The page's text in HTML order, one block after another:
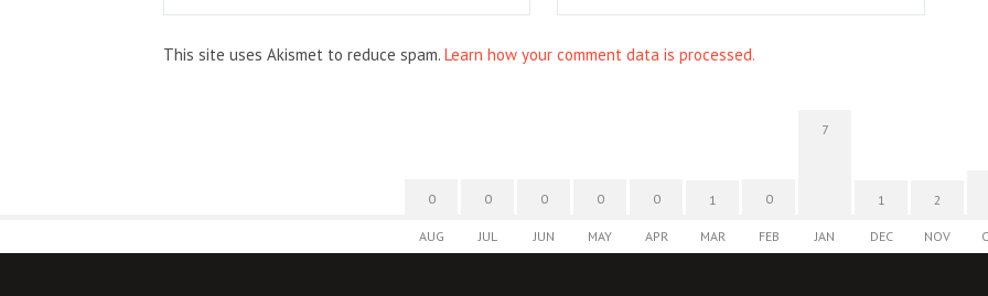
This site uses Akismet to reduce spam. Learn how your comment data is processed.
0
AUG
0
JUL
0
JUN
0
MAY
0
APR
1
MAR
0
FEB
7
JAN
1
DEC
2
NOV